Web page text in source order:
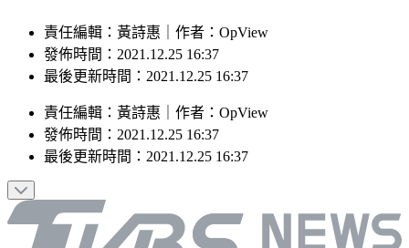
責任編輯：黃詩惠｜作者：OpView
發佈時間：2021.12.25 16:37
最後更新時間：2021.12.25 16:37
責任編輯 ： 黃詩惠 作者 ： OpView
發佈時間： 2021.12.25 16:37
最後更新時間： 2021.12.25 16:37